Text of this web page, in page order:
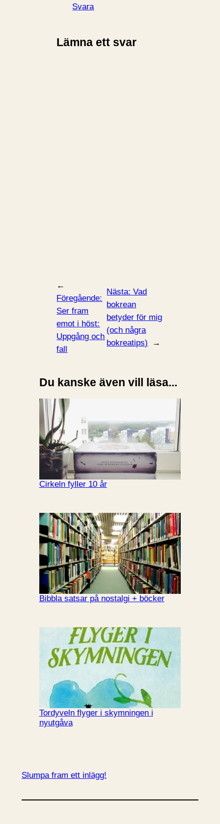
Svara
Lämna ett svar
←
Föregående:
Ser fram
emot i höst:
Uppgång och
fall
Nästa:Vad
bokrean
betyder för mig
(och några
bokreatips)
→
Du kanske även vill läsa...
Cirkeln fyller 10 år
Bibbla satsar på nostalgi + böcker
Tordyveln flyger i skymningen i
nyutgåva
Slumpa fram ett inlägg!